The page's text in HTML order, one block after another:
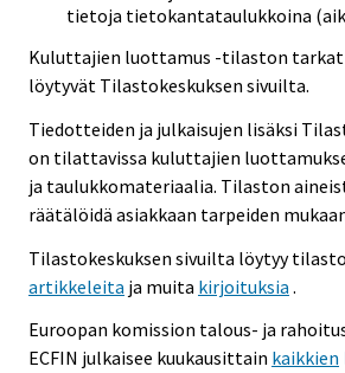
tietoja tietokantataulukkoina
Kuluttajien luottamus -tilaston tarkat
löytyvät Tilastokeskuksen sivuilta.
Tiedotteiden ja julkaisujen lisäksi
on tilattavissa kuluttajien
ja taulukkomateriaalia. Tilaston
räätälöidä asiakkaan tarpeiden
Tilastokeskuksen sivuilta löytyy
artikkeleita ja muita kirjoituksia .
Euroopan komission talous- ja
ECFIN julkaisee kuukausittain kaikkien